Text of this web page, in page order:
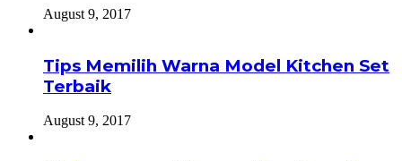
August 9, 2017
Tips Memilih Warna Model Kitchen Set
Terbaik
August 9, 2017